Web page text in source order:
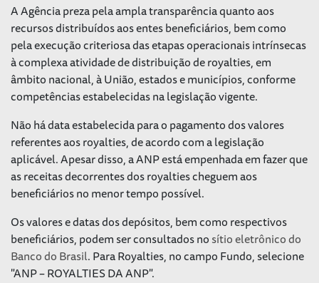
A Agência preza pela ampla transparência quanto aos
recursos distribuídos aos entes beneficiários, bem como
pela execução criteriosa das etapas operacionais intrínsecas
à complexa atividade de distribuição de royalties, em
âmbito nacional, à União, estados e municípios, conforme
competências estabelecidas na legislação vigente.
Não há data estabelecida para o pagamento dos valores
referentes aos royalties, de acordo com a legislação
aplicável. Apesar disso, a ANP está empenhada em fazer que
as receitas decorrentes dos royalties cheguem aos
beneficiários no menor tempo possível.
Os valores e datas dos depósitos, bem como respectivos
beneficiários, podem ser consultados nosítio eletrônico do
Banco do Brasil. Para Royalties, no campo Fundo, selecione
"ANP – ROYALTIES DA ANP".